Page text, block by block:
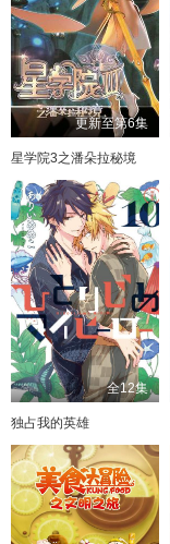
更新至第6集
星学院3之潘朵拉秘境
全12集
独占我的英雄